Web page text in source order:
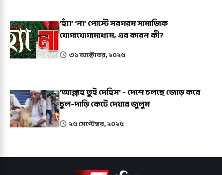
‘হ্যাঁ’ ‘না’ পোস্টে সরগরম সামাজিক
যোগাযোগামাধ্যম, এর কারন কী?
৩১ অক্টোবর, ২০২৫
‘আল্লাহ তুই দেহিস’ - দেশে চলছে জোড় করে
চুল-দাড়ি কেটে দেয়ার জুলুম
২৫ সেপ্টেম্বর, ২০২৫